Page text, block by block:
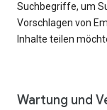
Suchbegriffe, um
Vorschlagen von
Inhalte teilen
Wartung und